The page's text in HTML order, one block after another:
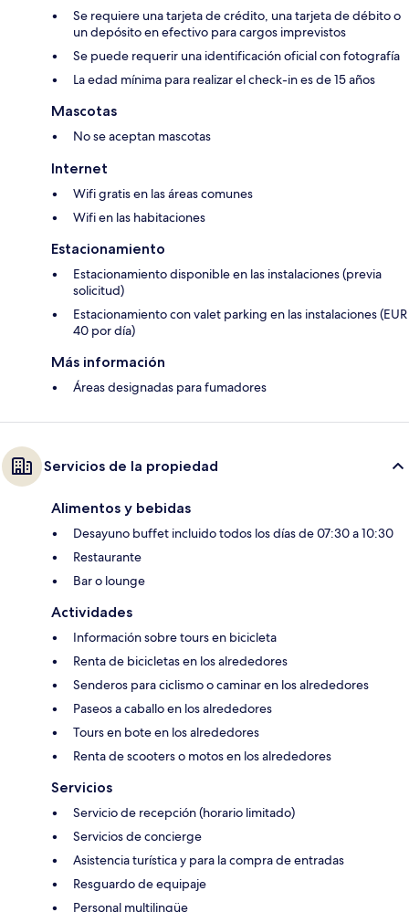
Se requiere una tarjeta de crédito, una tarjeta de débito o
un depósito en efectivo para cargos imprevistos
Se puede requerir una identificación oficial con fotografía
La edad mínima para realizar el check-in es de 15 años
Mascotas
No se aceptan mascotas
Internet
Wifi gratis en las áreas comunes
Wifi en las habitaciones
Estacionamiento
Estacionamiento disponible en las instalaciones (previa
solicitud)
Estacionamiento con valet parking en las instalaciones (EUR
40 por día)
Más información
Áreas designadas para fumadores
Servicios de la propiedad
Alimentos y bebidas
Desayuno buffet incluido todos los días de 07:30 a 10:30
Restaurante
Bar o lounge
Actividades
Información sobre tours en bicicleta
Renta de bicicletas en los alrededores
Senderos para ciclismo o caminar en los alrededores
Paseos a caballo en los alrededores
Tours en bote en los alrededores
Renta de scooters o motos en los alrededores
Servicios
Servicio de recepción (horario limitado)
Servicios de concierge
Asistencia turística y para la compra de entradas
Resguardo de equipaje
Personal multilingüe